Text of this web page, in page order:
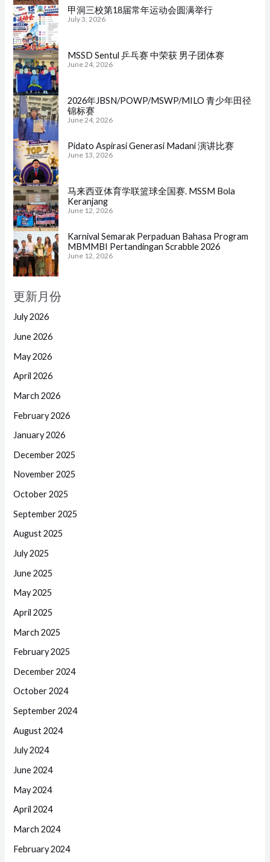
甲洞三校第18届常年运动会圆满举行
July 3, 2026
MSSD Sentul 乒乓赛 中荣获 男子团体赛
June 24, 2026
2026年JBSN/POWP/MSWP/MILO 青少年田径
锦标赛
June 24, 2026
Pidato Aspirasi Generasi Madani 演讲比赛
June 13, 2026
马来西亚体育学联篮球全国赛. MSSM Bola
Keranjang
June 12, 2026
Karnival Semarak Perpaduan Bahasa Program
MBMMBI Pertandingan Scrabble 2026
June 12, 2026
更新月份
July 2026
June 2026
May 2026
April 2026
March 2026
February 2026
January 2026
December 2025
November 2025
October 2025
September 2025
August 2025
July 2025
June 2025
May 2025
April 2025
March 2025
February 2025
December 2024
October 2024
September 2024
August 2024
July 2024
June 2024
May 2024
April 2024
March 2024
February 2024